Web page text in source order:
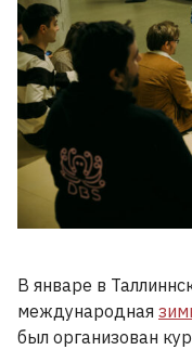
В январе в
международная
был организован